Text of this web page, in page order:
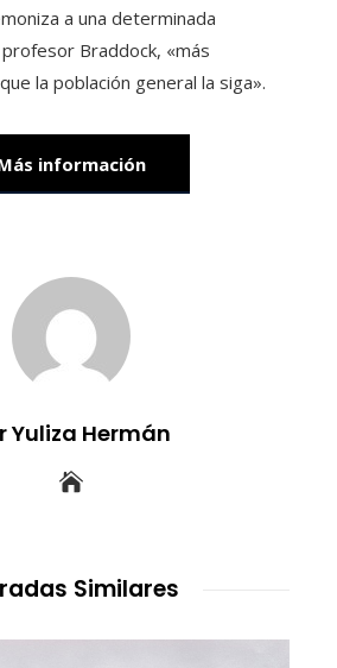
a una determinada
Braddock, «más
la población general la siga».
información
Yuliza Hermán
Similares